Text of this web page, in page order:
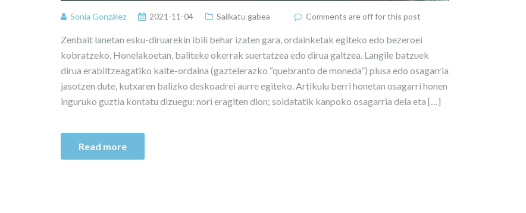
Sonia González 2021-11-04 Sailkatu gabea Comments are off for this post
Zenbait lanetan esku-diruarekin ibili behar izaten gara, ordainketak egiteko edo bezeroei
kobratzeko. Honelakoetan, baliteke okerrak suertatzea edo dirua galtzea. Langile batzuek
dirua erabiltzeagatiko kalte-ordaina (gaztelerazko “quebranto de moneda”) plusa edo osagarria
jasotzen dute, kutxaren balizko deskoadrei aurre egiteko. Artikulu berri honetan osagarri honen
inguruko guztia kontatu dizuegu: nori eragiten dion; soldatatik kanpoko osagarria dela eta […]
Read more